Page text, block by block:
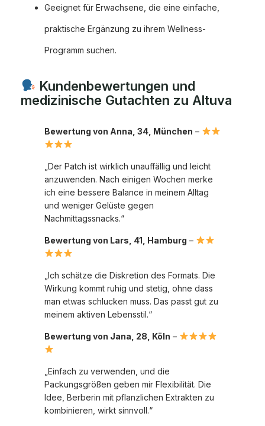
Geeignet für Erwachsene, die eine einfache,
praktische Ergänzung zu ihrem Wellness-
Programm suchen.
Kundenbewertungen und
medizinische Gutachten zu Altuva
Bewertung von Anna, 34, München –
„Der Patch ist wirklich unauffällig und leicht
anzuwenden. Nach einigen Wochen merke
ich eine bessere Balance in meinem Alltag
und weniger Gelüste gegen
Nachmittagssnacks.“
Bewertung von Lars, 41, Hamburg –
„Ich schätze die Diskretion des Formats. Die
Wirkung kommt ruhig und stetig, ohne dass
man etwas schlucken muss. Das passt gut zu
meinem aktiven Lebensstil.“
Bewertung von Jana, 28, Köln –
„Einfach zu verwenden, und die
Packungsgrößen geben mir Flexibilität. Die
Idee, Berberin mit pflanzlichen Extrakten zu
kombinieren, wirkt sinnvoll.“